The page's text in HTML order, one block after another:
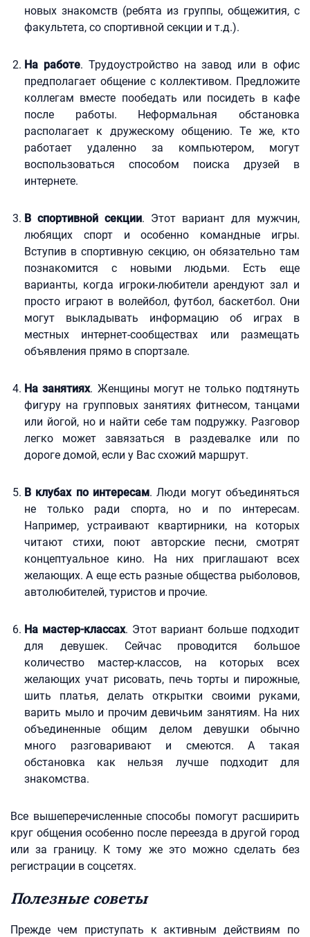
новых знакомств (ребята из группы, общежития, с
факультета, со спортивной секции и т.д.).
На работе. Трудоустройство на завод или в офис
предполагает общение с коллективом. Предложите
коллегам вместе пообедать или посидеть в кафе
после работы. Неформальная обстановка
располагает к дружескому общению. Те же, кто
работает удаленно за компьютером, могут
воспользоваться способом поиска друзей в
интернете.
В спортивной секции. Этот вариант для мужчин,
любящих спорт и особенно командные игры.
Вступив в спортивную секцию, он обязательно там
познакомится с новыми людьми. Есть еще
варианты, когда игроки-любители арендуют зал и
просто играют в волейбол, футбол, баскетбол. Они
могут выкладывать информацию об играх в
местных интернет-сообществах или размещать
объявления прямо в спортзале.
На занятиях. Женщины могут не только подтянуть
фигуру на групповых занятиях фитнесом, танцами
или йогой, но и найти себе там подружку. Разговор
легко может завязаться в раздевалке или по
дороге домой, если у Вас схожий маршрут.
В клубах по интересам. Люди могут объединяться
не только ради спорта, но и по интересам.
Например, устраивают квартирники, на которых
читают стихи, поют авторские песни, смотрят
концептуальное кино. На них приглашают всех
желающих. А еще есть разные общества рыболовов,
автолюбителей, туристов и прочие.
На мастер-классах. Этот вариант больше подходит
для девушек. Сейчас проводится большое
количество мастер-классов, на которых всех
желающих учат рисовать, печь торты и пирожные,
шить платья, делать открытки своими руками,
варить мыло и прочим девичьим занятиям. На них
объединенные общим делом девушки обычно
много разговаривают и смеются. А такая
обстановка как нельзя лучше подходит для
знакомства.
Все вышеперечисленные способы помогут расширить
круг общения особенно после переезда в другой город
или за границу. К тому же это можно сделать без
регистрации в соцсетях.
Полезные советы
Прежде чем приступать к активным действиям по